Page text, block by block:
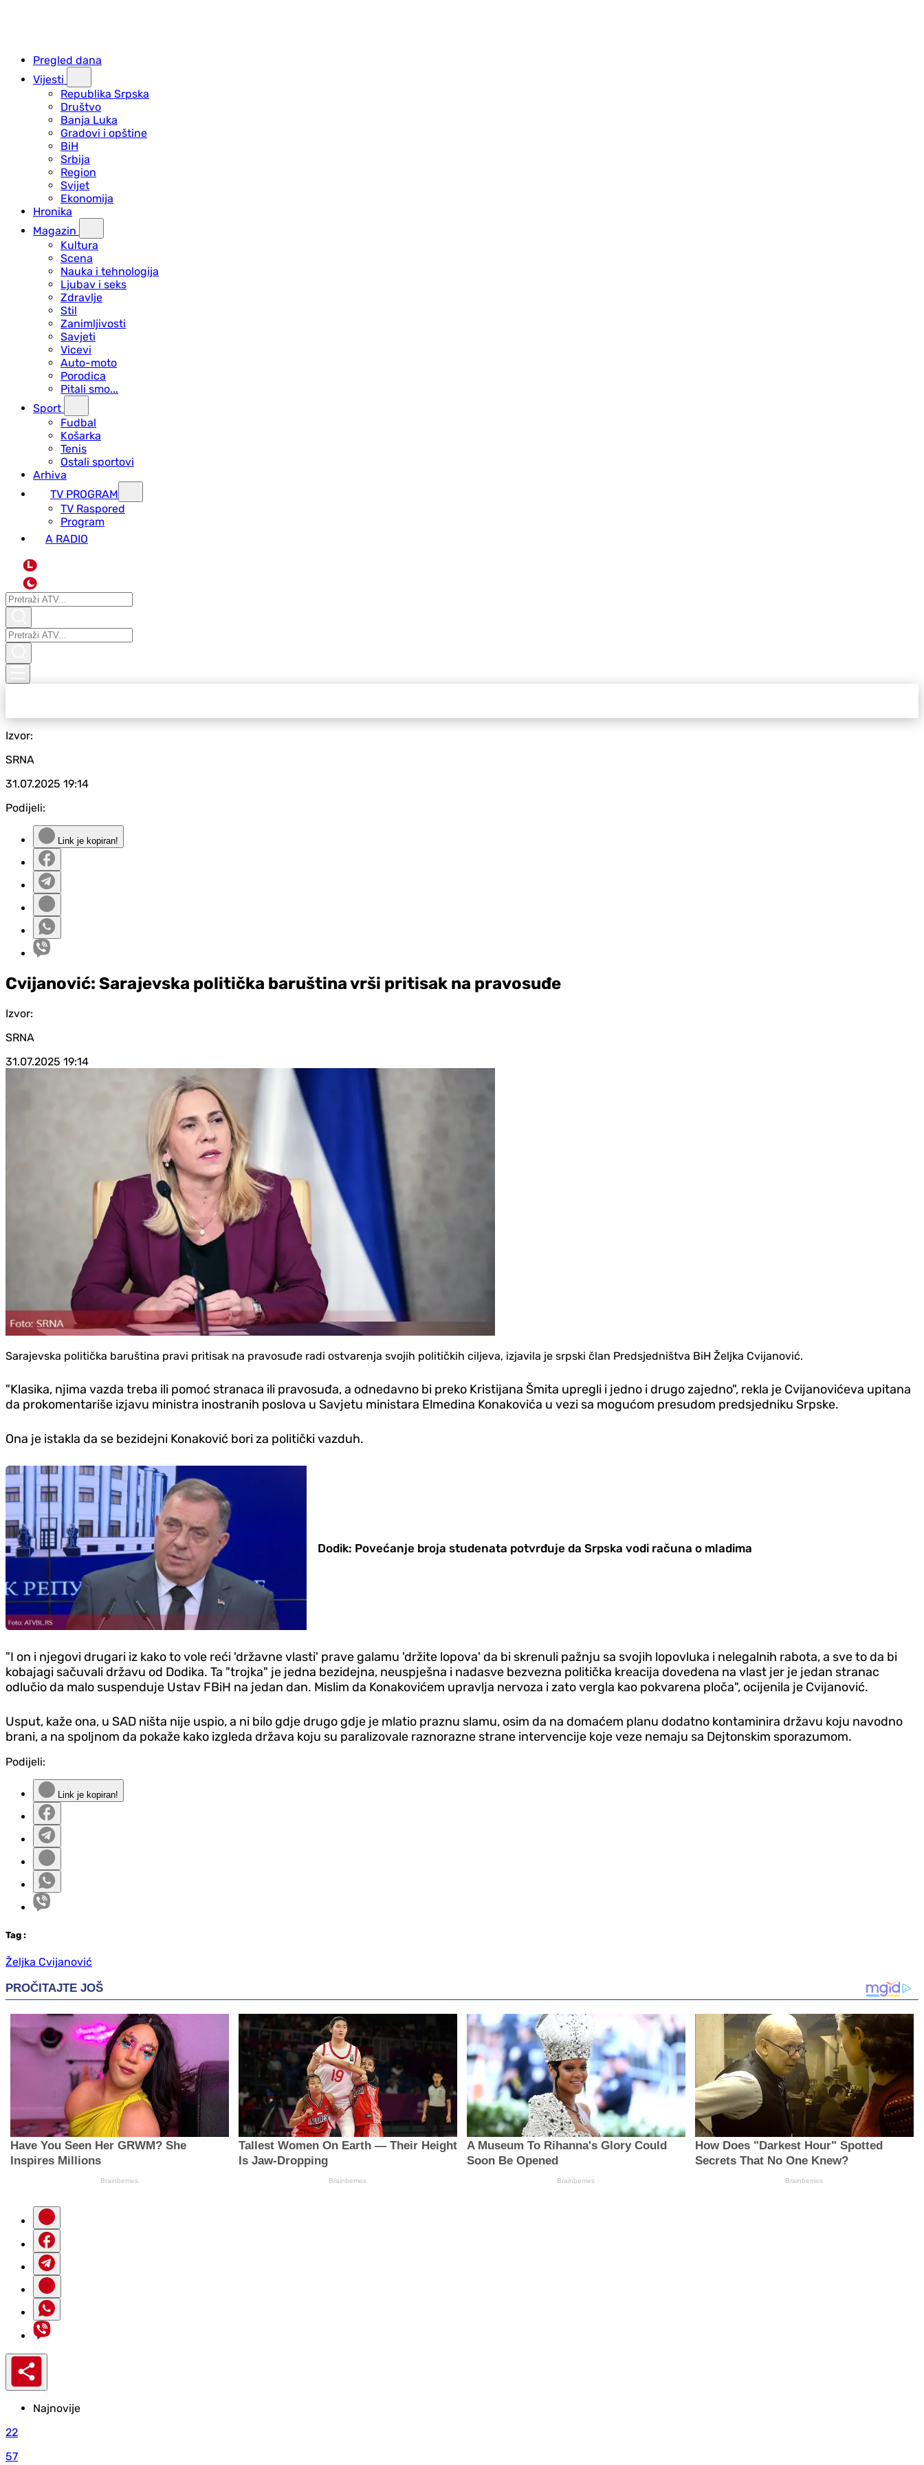
Pregled dana
Vijesti
Republika Srpska
Društvo
Banja Luka
Gradovi i opštine
BiH
Srbija
Region
Svijet
Ekonomija
Hronika
Magazin
Kultura
Scena
Nauka i tehnologija
Ljubav i seks
Zdravlje
Stil
Zanimljivosti
Savjeti
Vicevi
Auto-moto
Porodica
Pitali smo...
Sport
Fudbal
Košarka
Tenis
Ostali sportovi
Arhiva
TV PROGRAM
ТV Raspored
Program
A RADIO
L
Izvor:
SRNA
31.07.2025 19:14
Podijeli:
Link je kopiran!
Cvijanović: Sarajevska politička baruština vrši pritisak na pravosuđe
Izvor:
SRNA
31.07.2025 19:14
Sarajevska politička baruština pravi pritisak na pravosuđe radi ostvarenja svojih političkih ciljeva, izjavila je srpski član Predsjedništva BiH Željka Cvijanović.
"Klasika, njima vazda treba ili pomoć stranaca ili pravosuđa, a odnedavno bi preko Kristijana Šmita upregli i jedno i drugo zajedno", rekla je Cvijanovićeva upitana
da prokomentariše izjavu ministra inostranih poslova u Savjetu ministara Elmedina Konakovića u vezi sa mogućom presudom predsjedniku Srpske.
Ona je istakla da se bezidejni Konaković bori za politički vazduh.
Dodik: Povećanje broja studenata potvrđuje da Srpska vodi računa o mladima
"I on i njegovi drugari iz kako to vole reći 'državne vlasti' prave galamu 'držite lopova' da bi skrenuli pažnju sa svojih lopovluka i nelegalnih rabota, a sve to da bi
kobajagi sačuvali državu od Dodika. Ta "trojka" je jedna bezidejna, neuspješna i nadasve bezvezna politička kreacija dovedena na vlast jer je jedan stranac
odlučio da malo suspenduje Ustav FBiH na jedan dan. Mislim da Konakovićem upravlja nervoza i zato vergla kao pokvarena ploča", ocijenila je Cvijanović.
Usput, kaže ona, u SAD ništa nije uspio, a ni bilo gdje drugo gdje je mlatio praznu slamu, osim da na domaćem planu dodatno kontaminira državu koju navodno
brani, a na spoljnom da pokaže kako izgleda država koju su paralizovale raznorazne strane intervencije koje veze nemaju sa Dejtonskim sporazumom.
Podijeli:
Link je kopiran!
Tag :
Željka Cvijanović
Najnovije
22
57